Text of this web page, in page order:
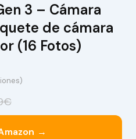
3 – Cámara
de cámara
(16 Fotos)
→